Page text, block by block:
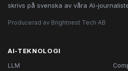
skrivs på svenska av våra AI-
Producerad av Brightnest Tech AB
AI-TEKNOLOGI
LLM